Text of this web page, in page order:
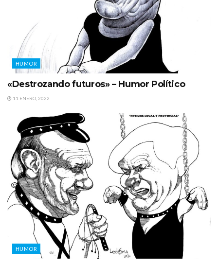
HUMOR
«Destrozando futuros» – Humor Político
11 ENERO, 2022
HUMOR